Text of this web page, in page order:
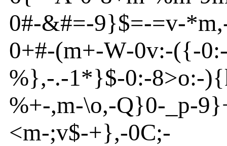
0#-&#=-9}$=-=v-*m
0+#-(m+-W-0v:-({-
%},-.-1*}$-0:-8>o:-){
%+-,m-\o,-Q}0- _p-9}
<m-;v$-+},-0C;-